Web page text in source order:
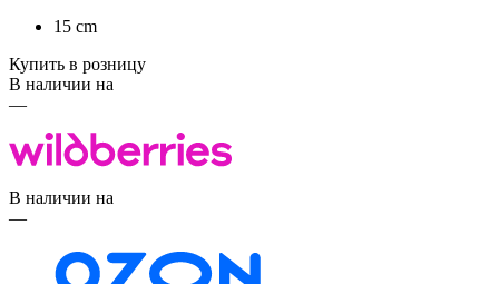
15 cm
Купить в розницу
В наличии на
—
В наличии на
—